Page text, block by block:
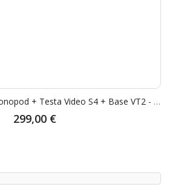
Benro A-38 Connect Monopod + Testa Video S4 + Base VT2 - Garanzia Rinowa 5 Anni
299,00 €